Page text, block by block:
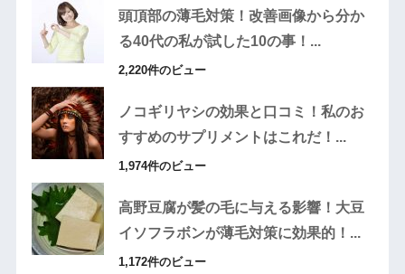
頭頂部の薄毛対策！改善画像から分か
る40代の私が試した10の事！...
2,220件のビュー
ノコギリヤシの効果と口コミ！私のお
すすめのサプリメントはこれだ！...
1,974件のビュー
高野豆腐が髪の毛に与える影響！大豆
イソフラボンが薄毛対策に効果的！...
1,172件のビュー